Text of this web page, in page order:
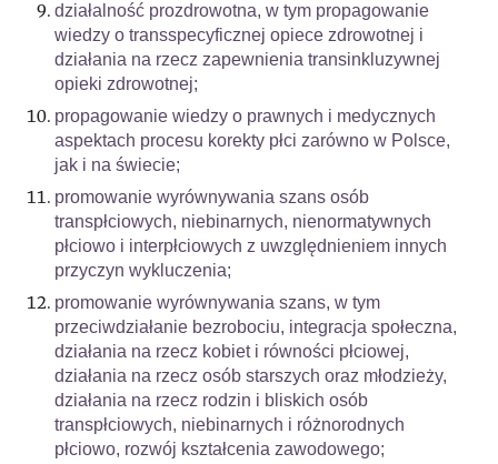
działalność prozdrowotna, w tym propagowanie
wiedzy o transspecyficznej opiece zdrowotnej i
działania na rzecz zapewnienia transinkluzywnej
opieki zdrowotnej;
propagowanie wiedzy o prawnych i medycznych
aspektach procesu korekty płci zarówno w Polsce,
jak i na świecie;
promowanie wyrównywania szans osób
transpłciowych, niebinarnych, nienormatywnych
płciowo i interpłciowych z uwzględnieniem innych
przyczyn wykluczenia;
promowanie wyrównywania szans, w tym
przeciwdziałanie bezrobociu, integracja społeczna,
działania na rzecz kobiet i równości płciowej,
działania na rzecz osób starszych oraz młodzieży,
działania na rzecz rodzin i bliskich osób
transpłciowych, niebinarnych i różnorodnych
płciowo, rozwój kształcenia zawodowego;